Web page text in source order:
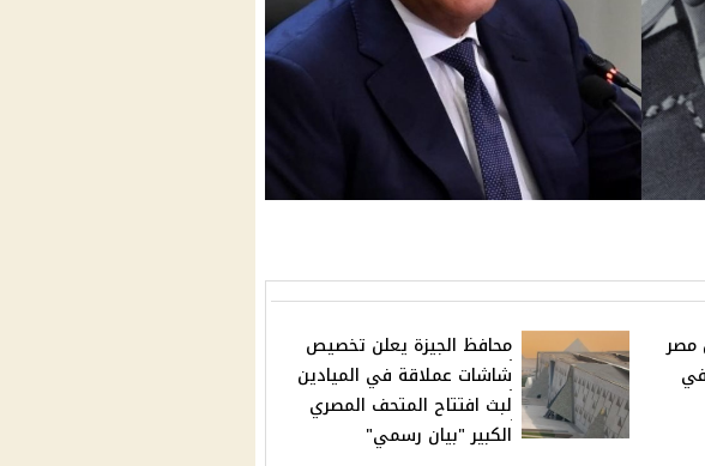
مصر
محافظ الجيزة يعلن تخصيص
شاشات عملاقة في الميادين
لبث افتتاح المتحف المصري
الكبير "بيان رسمي"